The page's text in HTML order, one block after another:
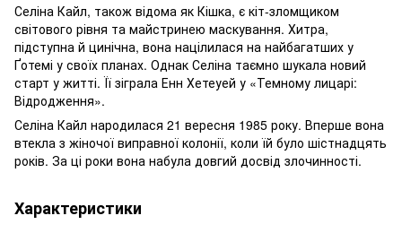
Селіна Кайл, також відома як Кішка, є кіт-зломщиком
світового рівня та майстринею маскування. Хитра,
підступна й цинічна, вона націлилася на найбагатших у
Ґотемі у своїх планах. Однак Селіна таємно шукала новий
старт у житті. Її зіграла Енн Хетеуей у «Темному лицарі:
Відродження».
Селіна Кайл народилася 21 вересня 1985 року. Вперше вона
втекла з жіночої виправної колонії, коли їй було шістнадцять
років. За ці роки вона набула довгий досвід злочинності.
Характеристики